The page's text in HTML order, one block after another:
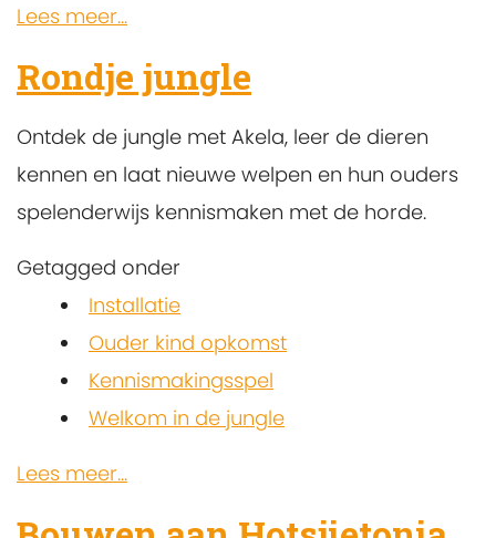
Lees meer...
Rondje jungle
Ontdek de jungle met Akela, leer de dieren
kennen en laat nieuwe welpen en hun ouders
spelenderwijs kennismaken met de horde.
Getagged onder
Installatie
Ouder kind opkomst
Kennismakingsspel
Welkom in de jungle
Lees meer...